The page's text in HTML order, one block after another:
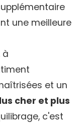
une meilleure
à
et un
cher et plus
c'est